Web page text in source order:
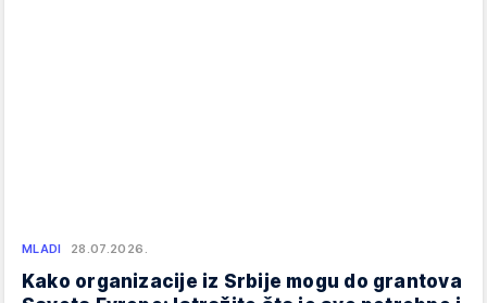
MLADI 28.07.2026.
Kako organizacije iz Srbije mogu do grantova